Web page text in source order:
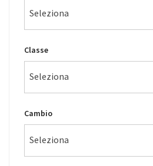
Seleziona
Classe
Seleziona
Cambio
Seleziona